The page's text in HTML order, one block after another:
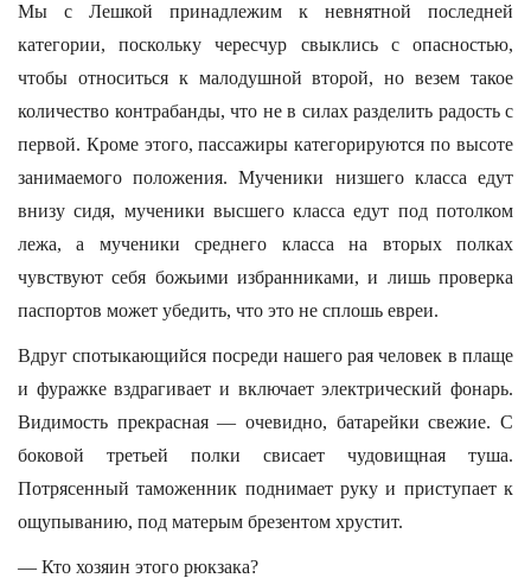
Мы с Лешкой принадлежим к невнятной последней
категории, поскольку чересчур свыклись с опасностью,
чтобы относиться к малодушной второй, но везем такое
количество контрабанды, что не в силах разделить радость с
первой. Кроме этого, пассажиры категорируются по высоте
занимаемого положения. Мученики низшего класса едут
внизу сидя, мученики высшего класса едут под потолком
лежа, а мученики среднего класса на вторых полках
чувствуют себя божьими избранниками, и лишь проверка
паспортов может убедить, что это не сплошь евреи.
Вдруг спотыкающийся посреди нашего рая человек в плаще
и фуражке вздрагивает и включает электрический фонарь.
Видимость прекрасная — очевидно, батарейки свежие. С
боковой третьей полки свисает чудовищная туша.
Потрясенный таможенник поднимает руку и приступает к
ощупыванию, под матерым брезентом хрустит.
— Кто хозяин этого рюкзака?